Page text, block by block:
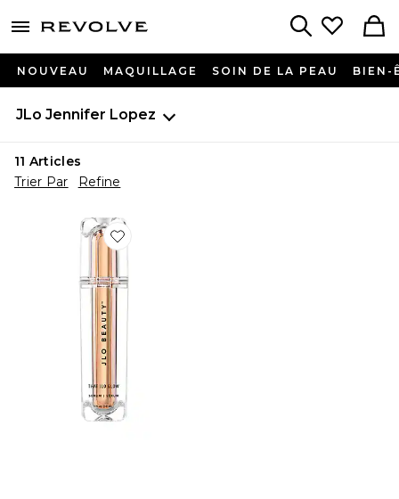
menu - shows more content
NOUVEAU MAQUILLAGE SOIN DE LA PEAU BIEN-
JLo Jennifer Lopez
11 Articles
Trier Par
Refine
Favorite SÉRUM GLOW